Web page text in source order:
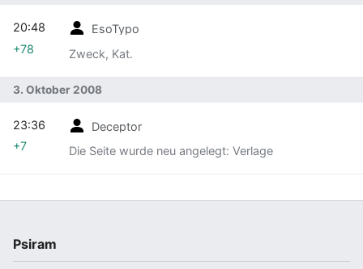
EsoTypo
Zweck, Kat.
20:48
+78
3. Oktober 2008
Deceptor
Die Seite wurde neu angelegt: Verlage
23:36
+7
Psiram